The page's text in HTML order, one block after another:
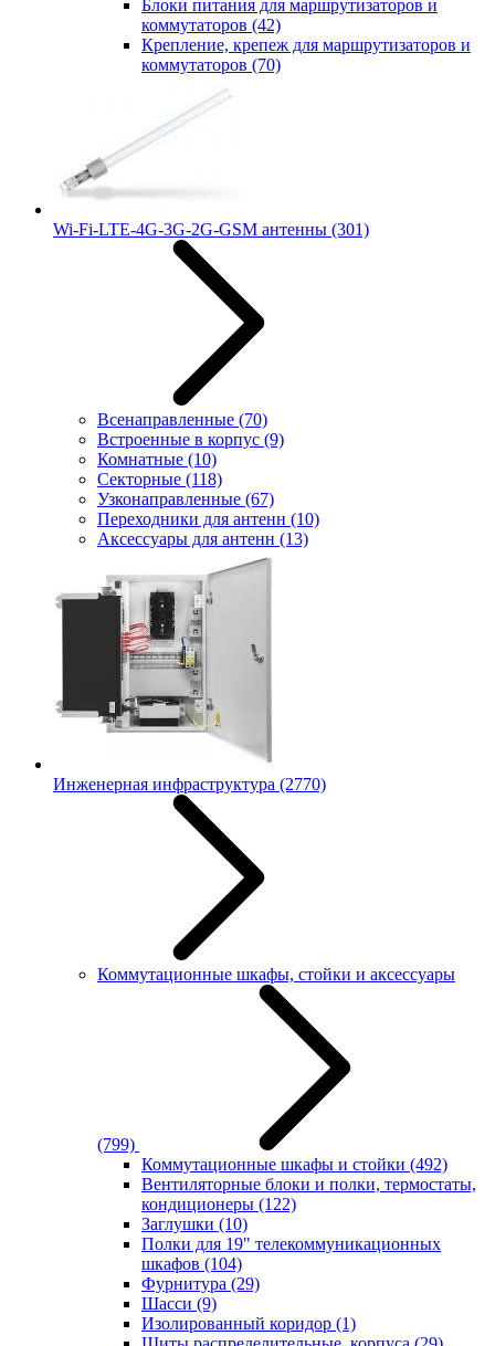
Блоки питания для маршрутизаторов и
коммутаторов (42)
Крепление, крепеж для маршрутизаторов и
коммутаторов (70)
Wi-Fi-LTE-4G-3G-2G-GSM антенны (301)
Всенаправленные (70)
Встроенные в корпус (9)
Комнатные (10)
Секторные (118)
Узконаправленные (67)
Переходники для антенн (10)
Аксессуары для антенн (13)
Инженерная инфраструктура (2770)
Коммутационные шкафы, стойки и аксессуары
(799)
Коммутационные шкафы и стойки (492)
Вентиляторные блоки и полки, термостаты,
кондиционеры (122)
Заглушки (10)
Полки для 19" телекоммуникационных
шкафов (104)
Фурнитура (29)
Шасси (9)
Изолированный коридор (1)